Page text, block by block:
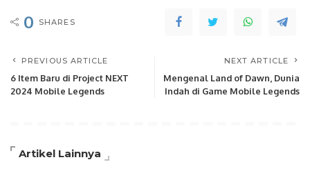
0 SHARES
PREVIOUS ARTICLE
6 Item Baru di Project NEXT
2024 Mobile Legends
NEXT ARTICLE
Mengenal Land of Dawn, Dunia
Indah di Game Mobile Legends
Artikel Lainnya